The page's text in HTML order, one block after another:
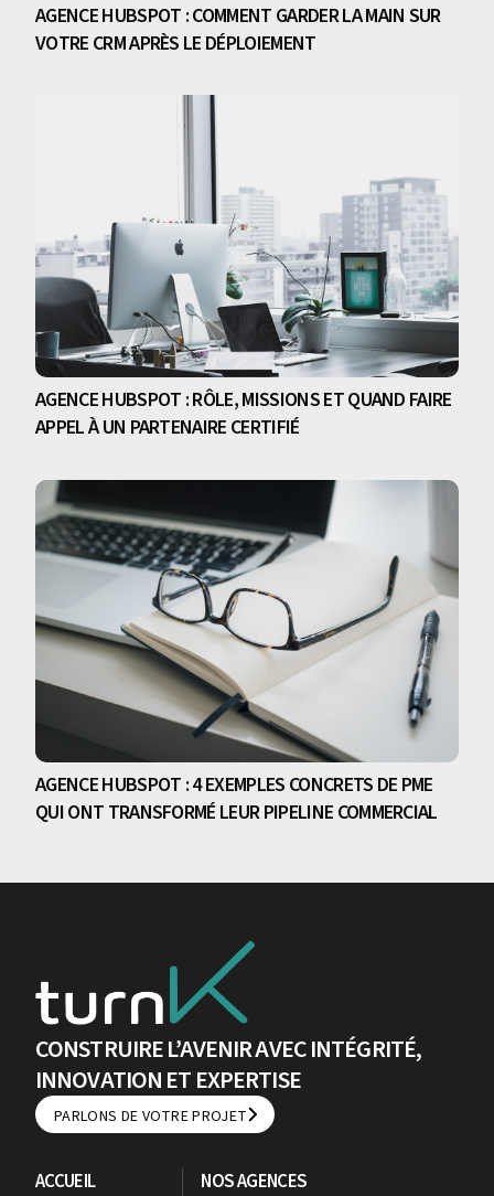
AGENCE HUBSPOT : COMMENT GARDER LA MAIN SUR
VOTRE CRM APRÈS LE DÉPLOIEMENT
AGENCE HUBSPOT : RÔLE, MISSIONS ET QUAND FAIRE
APPEL À UN PARTENAIRE CERTIFIÉ
AGENCE HUBSPOT : 4 EXEMPLES CONCRETS DE PME
QUI ONT TRANSFORMÉ LEUR PIPELINE COMMERCIAL
CONSTRUIRE L’AVENIR AVEC INTÉGRITÉ,
INNOVATION ET EXPERTISE
PARLONS DE VOTRE PROJET
PARLONS DE VOTRE PROJET
ACCUEIL
NOS AGENCES